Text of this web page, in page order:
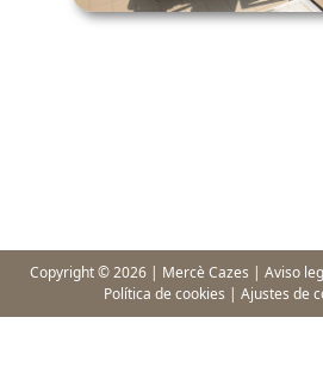
Copyright © 2026 | Mercè Cazes | Aviso
Política de cookies | Ajustes de